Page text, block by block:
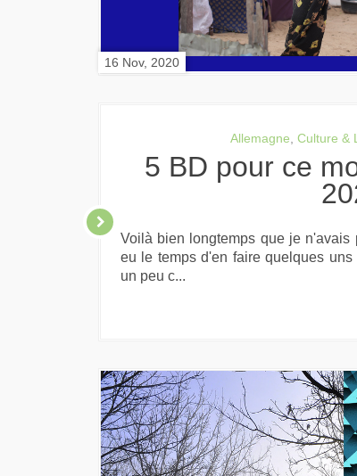
16 Nov, 2020
Allemagne Culture &
5 BD pour ce mois de Novembre
Voilà bien longtemps que je
eu le temps d'en faire quelques
un peu c...